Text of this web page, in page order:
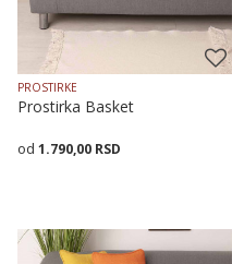
PROSTIRKE
Prostirka Basket
1.790,00 RSD
Veličina Dodaj u korpu